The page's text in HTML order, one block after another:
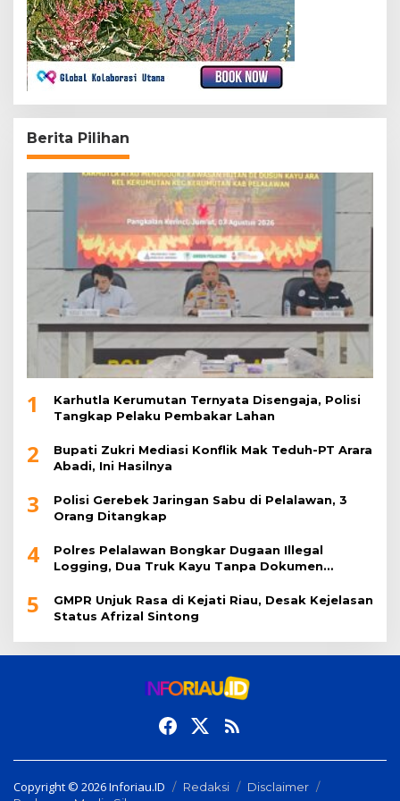
Berita Pilihan
1
Karhutla Kerumutan Ternyata Disengaja, Polisi
Tangkap Pelaku Pembakar Lahan
2
Bupati Zukri Mediasi Konflik Mak Teduh-PT Arara
Abadi, Ini Hasilnya
3
Polisi Gerebek Jaringan Sabu di Pelalawan, 3
Orang Ditangkap
4
Polres Pelalawan Bongkar Dugaan Illegal
Logging, Dua Truk Kayu Tanpa Dokumen
5
GMPR Unjuk Rasa di Kejati Riau, Desak Kejelasan
Status Afrizal Sintong
Copyright © 2026 Inforiau.ID Redaksi
Disclaimer